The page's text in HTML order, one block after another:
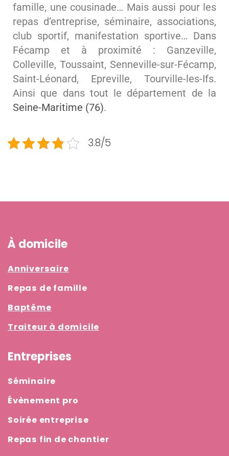
famille, une cousinade… Mais aussi pour les
repas d’entreprise, séminaire, associations,
club sportif, manifestation sportive… Dans
Fécamp et à proximité : Ganzeville,
Colleville, Toussaint, Senneville-sur-Fécamp,
Saint-Léonard, Epreville, Tourville-les-Ifs.
Ainsi que dans tout le département de la
Seine-Maritime (76).
3.8/5
À domicile
Anniversaire
Repas de famille
Baptême
Traiteur à domicile
Entreprises
Séminaire
Évènement pro
Soirée entreprise
Repas fin de chantier